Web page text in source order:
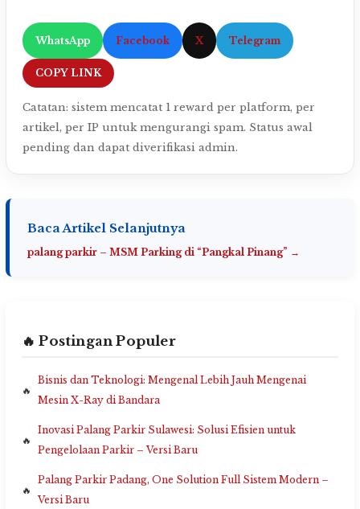
WhatsApp Facebook X Telegram
COPY LINK
Catatan: sistem mencatat 1 reward per platform, per
artikel, per IP untuk mengurangi spam. Status awal
pending dan dapat diverifikasi admin.
Baca Artikel Selanjutnya
palang parkir – MSM Parking di “Pangkal Pinang” →
🔥 Postingan Populer
Bisnis dan Teknologi: Mengenal Lebih Jauh Mengenai
Mesin X-Ray di Bandara
Inovasi Palang Parkir Sulawesi: Solusi Efisien untuk
Pengelolaan Parkir – Versi Baru
Palang Parkir Padang, One Solution Full Sistem Modern –
Versi Baru